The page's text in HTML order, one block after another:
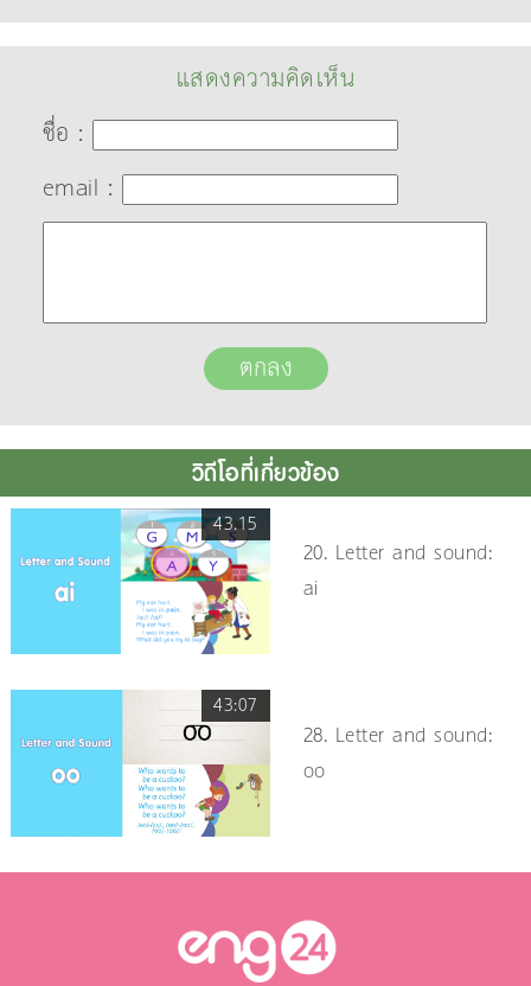
แสดงความคิดเห็น
ชื่อ :
email :
วิดีโอที่เกี่ยวข้อง
43.15
20. Letter and sound:
ai
43:07
28. Letter and sound:
oo